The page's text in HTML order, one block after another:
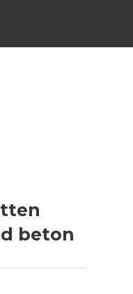
beton